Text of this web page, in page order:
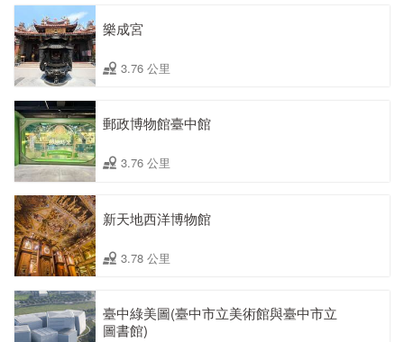
樂成宮
3.76 公里
郵政博物館臺中館
3.76 公里
新天地西洋博物館
3.78 公里
臺中綠美圖(臺中市立美術館與臺中市立
圖書館)